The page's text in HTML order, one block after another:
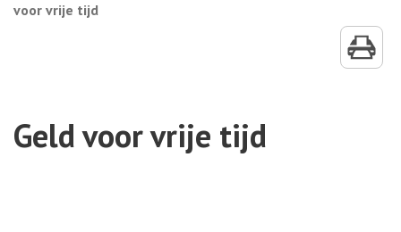
voor vrije tijd
Geld voor vrije tijd